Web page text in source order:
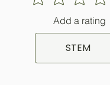
Add a rating
STEM